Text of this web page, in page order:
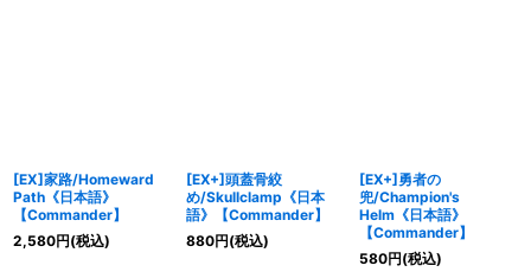
[EX]家路/Homeward
Path《日本語》
【Commander】
2,580円(税込)
[EX+]頭蓋骨絞
め/Skullclamp《日本
語》【Commander】
880円(税込)
[EX+]勇者の
兜/Champion's
Helm《日本語》
【Commander】
580円(税込)